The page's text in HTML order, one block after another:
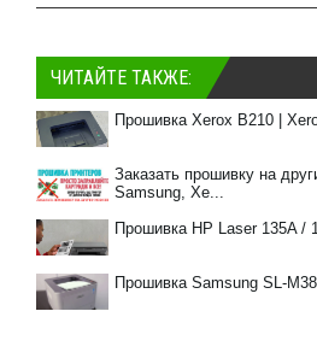
ЧИТАЙТЕ ТАКЖЕ:
Прошивка Xerox B210 |
Заказать прошивку на
Samsung, Xe...
Прошивка HP Laser 135A /
Прошивка Samsung SL-